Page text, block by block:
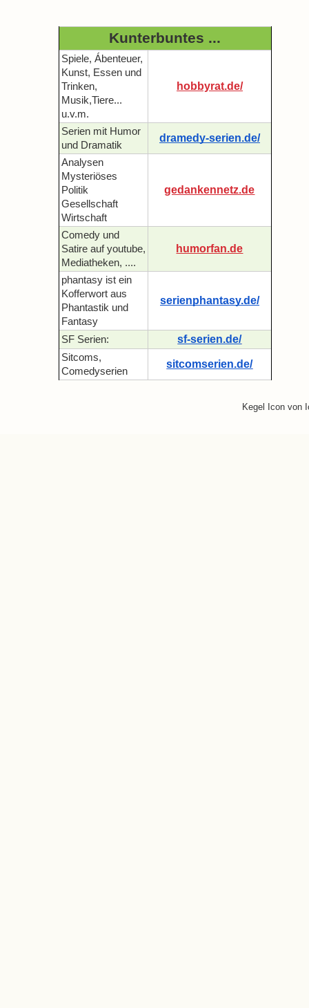
Kunterbuntes ...
Spiele, Ábenteuer,
Kunst, Essen und
Trinken,
Musik,Tiere...
u.v.m.
hobbyrat.de/
Serien mit Humor
und Dramatik
dramedy-serien.de/
Analysen
Mysteriöses
Politik
Gesellschaft
Wirtschaft
gedankennetz.de
Comedy und
Satire auf youtube,
Mediatheken, ....
humorfan.de
phantasy ist ein
Kofferwort aus
Phantastik und
Fantasy
serienphantasy.de/
SF Serien: sf-serien.de/
Sitcoms,
Comedyserien
sitcomserien.de/
Kegel Icon von